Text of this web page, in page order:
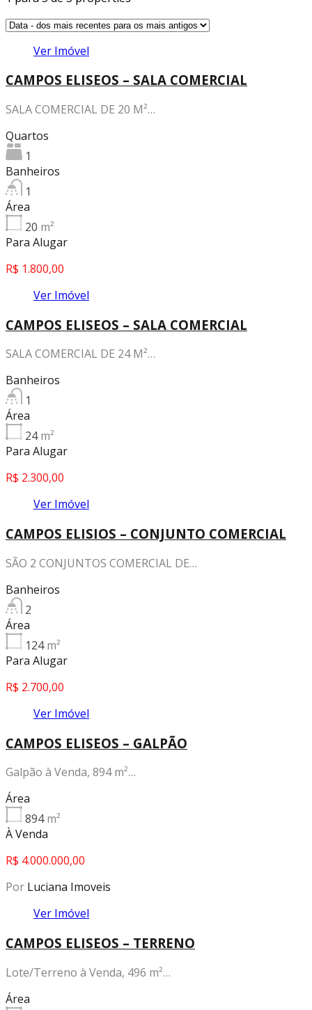
Ver Imóvel
CAMPOS ELISEOS – SALA COMERCIAL
SALA COMERCIAL DE 20 M²…
Quartos
1
Banheiros
1
Área
20 m²
Para Alugar
R$ 1.800,00
Ver Imóvel
CAMPOS ELISEOS – SALA COMERCIAL
SALA COMERCIAL DE 24 M²…
Banheiros
1
Área
24 m²
Para Alugar
R$ 2.300,00
Ver Imóvel
CAMPOS ELISIOS – CONJUNTO COMERCIAL
SÃO 2 CONJUNTOS COMERCIAL DE…
Banheiros
2
Área
124 m²
Para Alugar
R$ 2.700,00
Ver Imóvel
CAMPOS ELISEOS – GALPÃO
Galpão à Venda, 894 m²…
Área
894 m²
À Venda
R$ 4.000.000,00
Por Luciana Imoveis
Ver Imóvel
CAMPOS ELISEOS – TERRENO
Lote/Terreno à Venda, 496 m²…
Área